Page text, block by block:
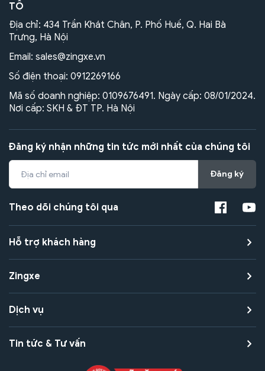
TÔ
Địa chỉ: 434 Trần Khát Chân, P. Phố Huế, Q. Hai Bà
Trưng, Hà Nội
Email: sales@zingxe.vn
Số điện thoại: 0912269166
Mã số doanh nghiệp: 0109676491. Ngày cấp: 08/01/2024.
Nơi cấp: SKH & ĐT TP. Hà Nội
Đăng ký nhận những tin tức mới nhất của chúng tôi
Đăng ký
Theo dõi chúng tôi qua
Hỗ trợ khách hàng
Zingxe
Dịch vụ
Tin tức & Tư vấn